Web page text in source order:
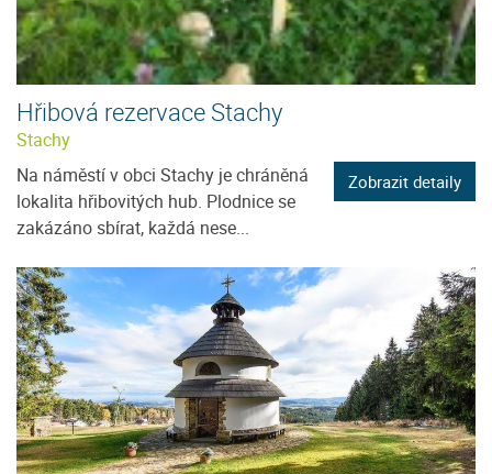
Hřibová rezervace Stachy
Stachy
Na náměstí v obci Stachy je chráněná
lokalita hřibovitých hub. Plodnice se
zakázáno sbírat, každá nese...
Zobrazit detaily